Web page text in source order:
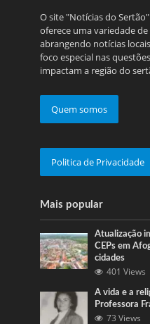
O site "Notícias do
oferece uma variedade
abrangendo notícias
foco especial nas
impactam a região do
Quem somos
Politica de Privacidade
Mais popular
Atualização
CEPs em
cidades
401 Views
A vida e a
Professora
73 Views